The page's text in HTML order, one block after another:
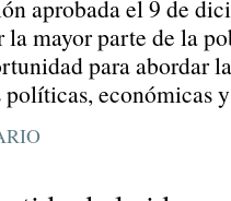
aprobada el 9 de
mayor parte de la
para abordar
económicas